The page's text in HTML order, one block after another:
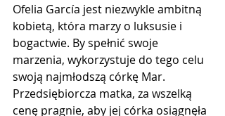
Ofelia García jest niezwykle ambitną
kobietą, która marzy o luksusie i
bogactwie. By spełnić swoje
marzenia, wykorzystuje do tego celu
swoją najmłodszą córkę Mar.
Przedsiębiorcza matka, za wszelką
cenę pragnie, aby jej córka osiągnęła